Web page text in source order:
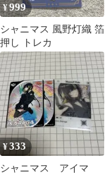
¥999
シャニマス 風野灯織 箔
押し トレカ
¥333
シャニマス アイマ